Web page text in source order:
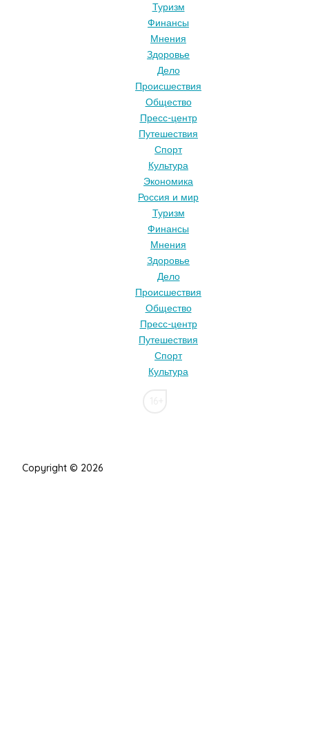
Туризм
Финансы
Мнения
Здоровье
Дело
Происшествия
Общество
Пресс-центр
Путешествия
Спорт
Культура
Экономика
Россия и мир
Туризм
Финансы
Мнения
Здоровье
Дело
Происшествия
Общество
Пресс-центр
Путешествия
Спорт
Культура
Copyright © 2026